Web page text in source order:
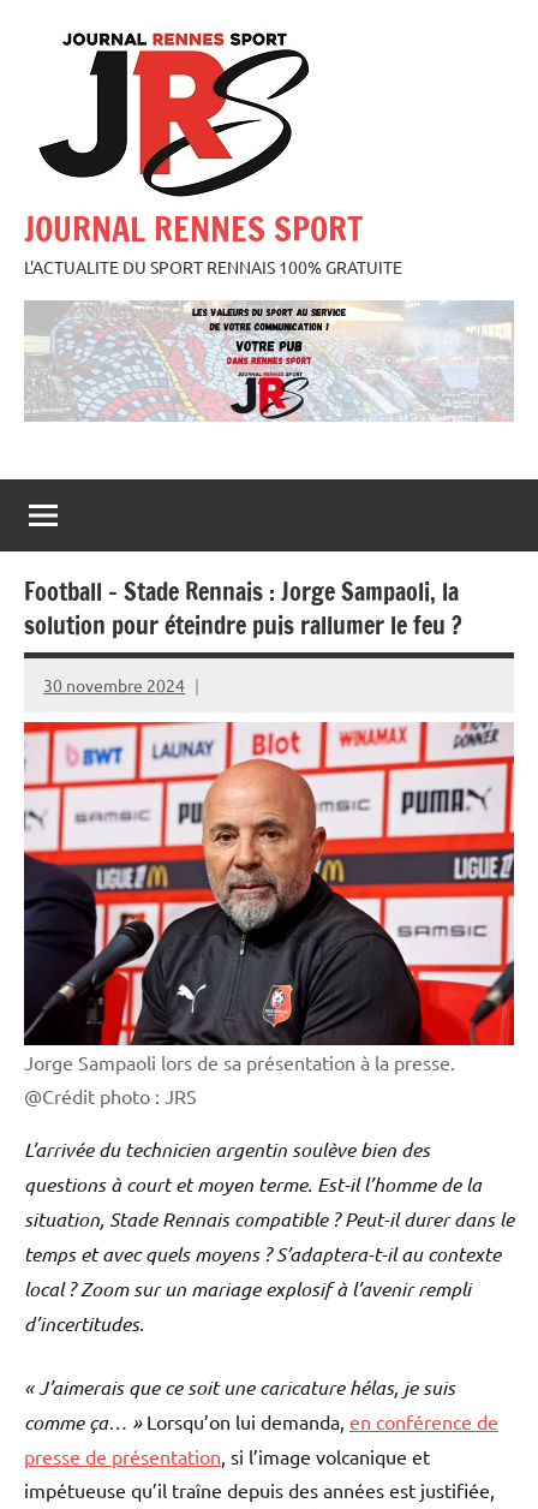
JOURNAL RENNES SPORT
L'ACTUALITE DU SPORT RENNAIS 100% GRATUITE
Football – Stade Rennais : Jorge Sampaoli, la
solution pour éteindre puis rallumer le feu ?
30 novembre 2024
Rédaction
JRS
Jorge Sampaoli lors de sa présentation à la presse.
@Crédit photo : JRS
L’arrivée du technicien argentin soulève bien des
questions à court et moyen terme. Est-il l’homme de la
situation, Stade Rennais compatible ? Peut-il durer dans le
temps et avec quels moyens ? S’adaptera-t-il au contexte
local ? Zoom sur un mariage explosif à l’avenir rempli
d’incertitudes.
« J’aimerais que ce soit une caricature hélas, je suis
comme ça… »Lorsqu’on lui demanda, en conférence de
presse de présentation , si l’image volcanique et
impétueuse qu’il traîne depuis des années est justifiée,